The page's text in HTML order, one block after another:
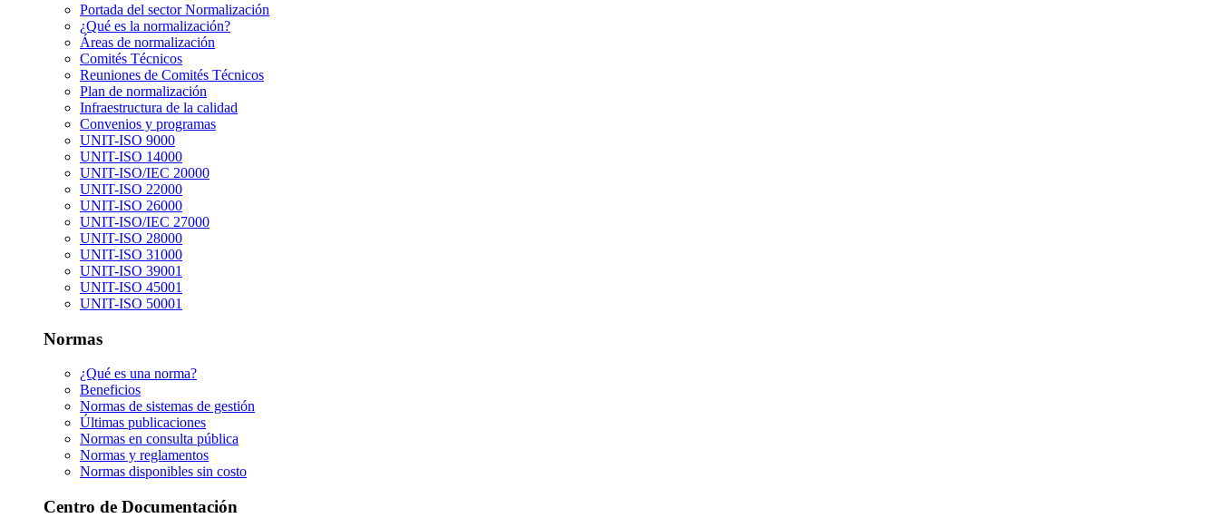
Portada del sectorNormalización
¿Qué es la normalización?
Áreas de normalización
Comités Técnicos
Reuniones de Comités Técnicos
Plan de normalización
Infraestructura de la calidad
Convenios y programas
UNIT-ISO 9000
UNIT-ISO 14000
UNIT-ISO/IEC 20000
UNIT-ISO 22000
UNIT-ISO 26000
UNIT-ISO/IEC 27000
UNIT-ISO 28000
UNIT-ISO 31000
UNIT-ISO 39001
UNIT-ISO 45001
UNIT-ISO 50001
Normas
¿Qué es una norma?
Beneficios
Normas de sistemas de gestión
Últimas publicaciones
Normas en consulta pública
Normas y reglamentos
Normas disponibles sin costo
Centro de Documentación